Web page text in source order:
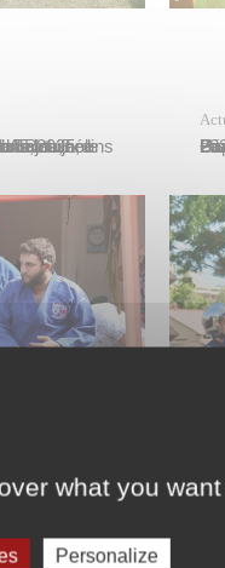
La magie de Noël
what you
Personalize